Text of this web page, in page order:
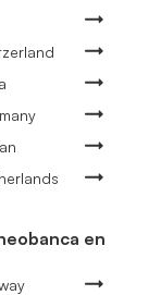
en